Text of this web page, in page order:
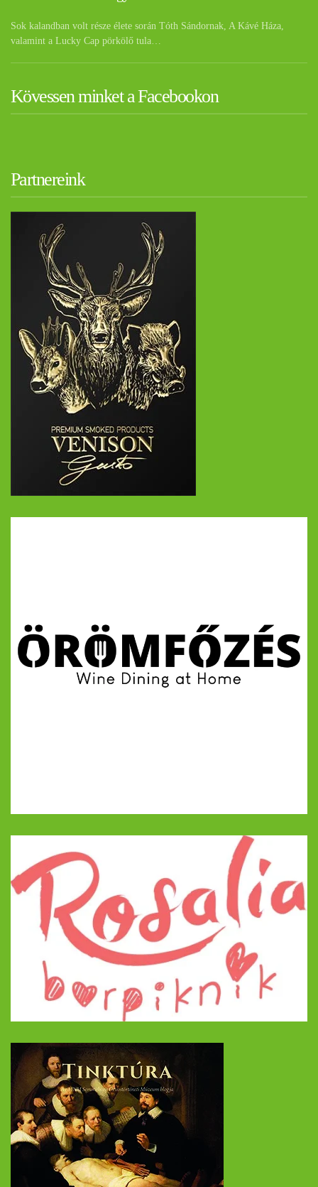
Sok kalandban volt része élete során Tóth Sándornak, A Kávé Háza,
valamint a Lucky Cap pörkölő tula…
Kövessen minket a Facebookon
Partnereink